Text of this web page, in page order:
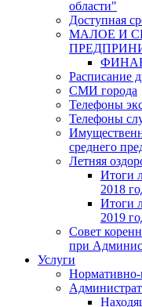
области"
Доступная
МАЛОЕ И
Расписание
СМИ города
Телефоны
Телефоны
среднего
Летняя
Итоги
2018
Итоги
2019
Совет
при
Услуги
Нормативно-